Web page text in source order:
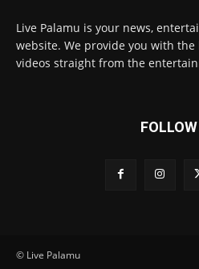
Live Palamu is your news,
website. We provide you with
videos straight from the
© Live Palamu